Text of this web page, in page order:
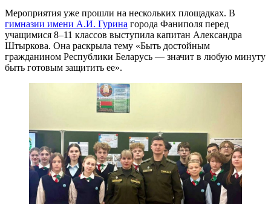
Мероприятия уже прошли на нескольких площадках. В
гимназии имени А.И. Гурина города Фаниполя перед
учащимися 8–11 классов выступила капитан Александра
Штыркова. Она раскрыла тему «Быть достойным
гражданином Республики Беларусь — значит в любую минуту
быть готовым защитить ее».